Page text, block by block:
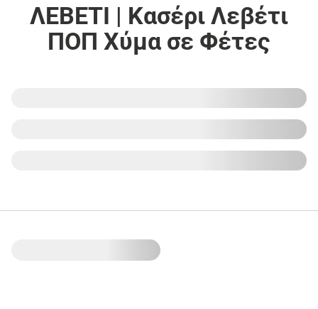
ΛΕΒΕΤΙ | Κασέρι Λεβέτι
ΠΟΠ Χύμα σε Φέτες